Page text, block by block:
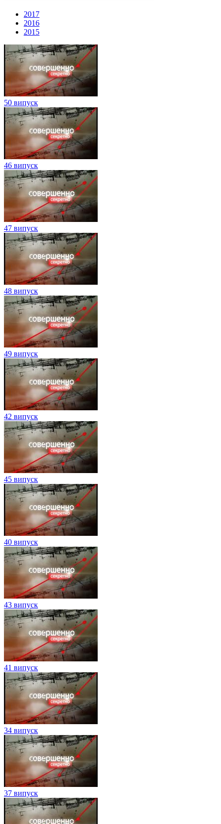
2017
2016
2015
50 випуск
46 випуск
47 випуск
48 випуск
49 випуск
42 випуск
45 випуск
40 випуск
43 випуск
41 випуск
34 випуск
37 випуск